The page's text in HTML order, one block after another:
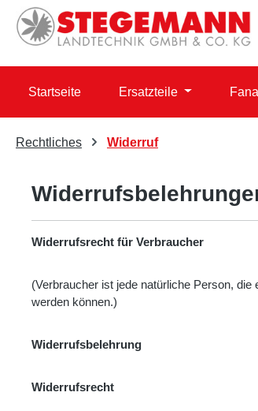
Hauptinhalt springen
Zur Suche springen
Zur Hauptnavigation springen
Startseite Ersatzteile
Rechtliches Widerruf
Widerrufsrecht für Verbraucher
(Verbraucher ist jede natürliche Person,
werden können.)
Widerrufsbelehrung
Widerrufsrecht